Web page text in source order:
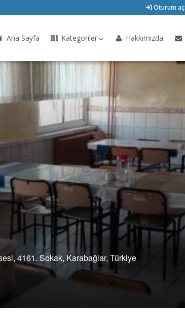
Oturum aç
Ana Sayfa Kategoriler Hakkımızda
4161. Sokak, Karabağlar, Türkiye